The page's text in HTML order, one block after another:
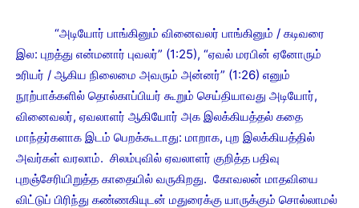
“அடியோர் பாங்கினும் வினைவலர் பாங்கினும் / கடிவரை
இல: புறத்து என்மனார் புவலர்” (1:25), “ஏவல் மரபின் ஏனோரும்
உரியர் / ஆகிய நிலைமை அவரும் அன்னர்” (1:26) எனும்
நூற்பாக்களில் தொல்காப்பியர் கூறும் செய்தியாவது அடியோர்,
வினைவலர், ஏவலாளர் ஆகியோர் அக இலக்கியத்தல் கதை
மாந்தர்களாக இடம் பெறக்கூடாது: மாறாக, புற இலக்கியத்தில்
அவர்கள் வரலாம். சிலம்புவில் ஏவலாளர் குறித்த பதிவு
புறஞ்சேரியிறுத்த காதையில் வருகிறது. கோவலன் மாதவியை
விட்டுப் பிரிந்து கண்ணகியுடன் மதுரைக்கு யாருக்கும் சொல்லாமல்